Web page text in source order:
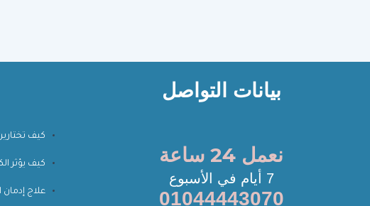
بيانات التواصل
نعمل 24 ساعة
7 أيام في الأسبوع
01044443070
كيف
كيف يؤثر
علاج